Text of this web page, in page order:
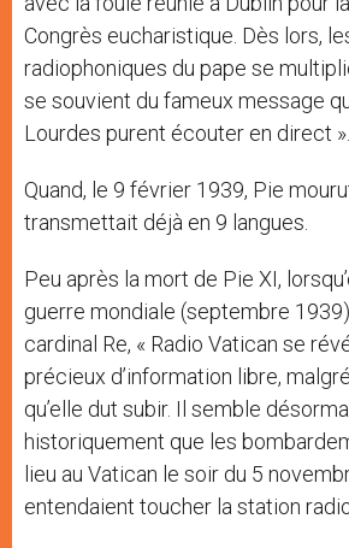
Congrès eucharistique. Dès lors,
radiophoniques du pape se
se souvient du fameux message
Lourdes purent écouter en direct ».
Quand, le 9 février 1939, Pie
transmettait déjà en 9 langues.
Peu après la mort de Pie XI,
guerre mondiale (septembre
cardinal Re, « Radio Vatican se
précieux d’information libre,
qu’elle dut subir. Il semble
historiquement que les
lieu au Vatican le soir du 5
entendaient toucher la station radio